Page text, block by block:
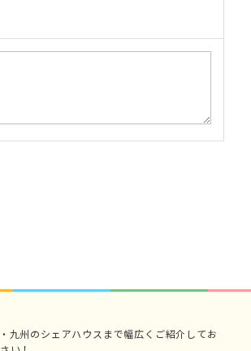
九州のシェアハウスまで幅広くご紹介してお